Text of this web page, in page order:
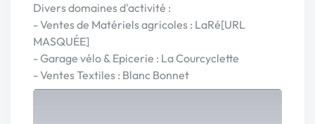
Divers domaines d'activité :
- Ventes de Matériels agricoles : LaRé[URL
MASQUÉE]
- Garage vélo & Epicerie : La Courcyclette
- Ventes Textiles : Blanc Bonnet